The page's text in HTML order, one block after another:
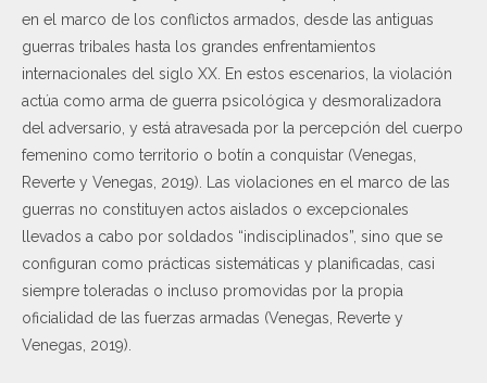
en el marco de los conflictos armados, desde las antiguas
guerras tribales hasta los grandes enfrentamientos
internacionales del siglo XX. En estos escenarios, la violación
actúa como arma de guerra psicológica y desmoralizadora
del adversario, y está atravesada por la percepción del cuerpo
femenino como territorio o botín a conquistar (Venegas,
Reverte y Venegas, 2019). Las violaciones en el marco de las
guerras no constituyen actos aislados o excepcionales
llevados a cabo por soldados “indisciplinados”, sino que se
configuran como prácticas sistemáticas y planificadas, casi
siempre toleradas o incluso promovidas por la propia
oficialidad de las fuerzas armadas (Venegas, Reverte y
Venegas, 2019).